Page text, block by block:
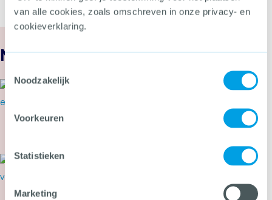
van alle cookies, zoals omschreven in onze privacy- en
cookieverklaring.
Noodzakelijk
Voorkeuren
Statistieken
Marketing
Nieuws
augustus van kracht: wat kun je